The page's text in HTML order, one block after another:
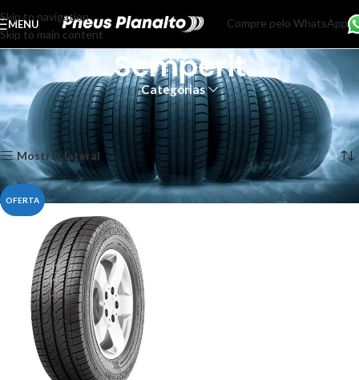
Skip to navigation
Skip to main content
MENU Compre pelo WhatsApp
Semperit
Categorias
Início Produtos marcados com a tag “Semperit”
Exibindo um único resultado
Mostrar lateral
OFERTA